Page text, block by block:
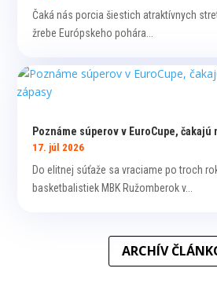
Čaká nás porcia šiestich atraktívnych
žrebe Európskeho pohára...
Poznáme súperov v EuroCupe, čakajú
17. júl 2026
Do elitnej súťaže sa vraciame po troch
basketbalistiek MBK Ružomberok v...
ARCHÍV